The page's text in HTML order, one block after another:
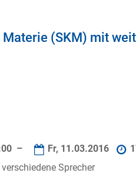
(SKM) mit
– Fr, 11.03.2016
Sprecher